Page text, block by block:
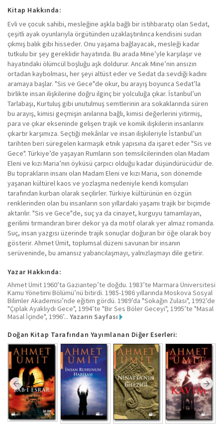
Kitap Hakkında:
Evli ve çocuk sahibi, mesleğine aşkla bağlı bir istihbaratçı olan Sedat,
çeşitli ayak oyunlarıyla örgütünden uzaklaştırılınca kendisini sudan
çıkmış balık gibi hisseder. Onu yaşama bağlayacak, mesleği kadar
tutkulu bir şey gereklidir hayatında. Bu arada Mine’yle karşılaşır ve
hayatındaki ölümcül boşluğu aşk doldurur. Ancak Mine’nin ansızın
ortadan kaybolması, her şeyi altüst eder ve Sedat da sevdiği kadını
aramaya başlar. "Sis ve Gece"de okur, bu arayış boyunca Sedat’la
birlikte insan ilişkilerine doğru ilginç bir yolculuğa çıkar. İstanbul’un
Tarlabaşı, Kurtuluş gibi unutulmuş semtlerinin ara sokaklarında süren
bu arayış, kimisi geçmişin anılarına bağlı, kimisi değerlerini yitirmiş,
para ve çıkar ekseninde gelişen trajik ve komik ilişkilerin insanlarını
çıkartır karşımıza. Seçtiği mekânlar ve insan ilişkileriyle İstanbul’un
tarihten beri süregelen karmaşık etnik yapısına da işaret eder "Sis ve
Gece". Türkiye’de yaşayan Rumların son temsilcilerinden olan Madam
Eleni ve kızı Maria’nın öyküsü çarpıcı olduğu kadar düşündürücüdür de.
Bu toprakların insanı olan Madam Eleni ve kızı Maria, son dönemde
yaşanan kültürel kaos ve yozlaşma nedeniyle kendi komşuları
tarafından kurban olarak seçilirler. Türkiye kültürünün en özgün
renklerinden olan bu insanların son yıllardaki yaşamı trajik bir biçimde
aktarılır. "Sis ve Gece"de, suç ya da cinayet, kurguyu tamamlayan,
gerilimi tırmandıran birer dekor ya da motif olarak yer almaz romanda.
Suç, insan yazgısı üzerinde trajik sonuçlar doğuran bir öğe olarak boy
gösterir. Ahmet Ümit, toplumsal düzeni savunan bir insanın
serüveninde, bu amansız yabancılaşmayı, yalnızlaşmayı dile getirir.
Yazar Hakkında:
Ahmet Ümit 1960’ta Gaziantep’te doğdu. 1983’te Marmara Üniversitesi
Kamu Yönetimi Bölümü’nü bitirdi. 1985-1986 yıllarında Moskova Sosyal
Bilimler Akademisi’nde eğitim gördü. 1989’da "Sokağın Zulası", 1992’de
"Çıplak Ayaklıydı Gece", 1994’te "Bir Ses Böler Geceyi", 1995’te "Masal
Masal İçinde", 1996’... Yazarın Sayfası
Doğan Kitap Tarafından Yayımlanan Diğer Eserleri: